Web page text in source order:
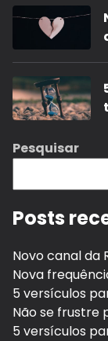
Pesquisar
Posts
Novo canal da
Nova
5 versículos
Não se frustre
5 versículos